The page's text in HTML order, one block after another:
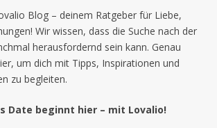
Blog – deinem Ratgeber für Liebe,
Wir wissen, dass die Suche nach der
herausfordernd sein kann. Genau
um dich mit Tipps, Inspirationen und
zu begleiten.
Date beginnt hier – mit Lovalio!